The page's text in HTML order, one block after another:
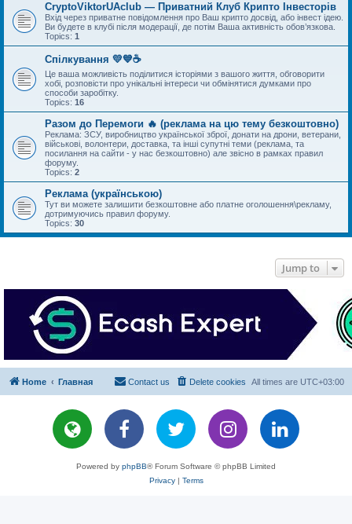
CryptoViktorUAclub — Приватний Клуб Крипто Інвесторів
Вхід через приватне повідомлення про Ваш крипто досвід, або інвест ідею.
Ви будете в клубі після модерації, де потім Ваша активність обов’язкова.
Topics: 1
Спілкування 💛💙☕
Це ваша можливість поділитися історіями з вашого життя, обговорити
хобі, розповісти про унікальні інтереси чи обмінятися думками про
способи заробітку.
Topics: 16
Разом до Перемоги 🔥 (реклама на цю тему безкоштовно)
Реклама: ЗСУ, виробництво української зброї, донати на дрони, ветерани,
військові, волонтери, доставка, та інші супутні теми (реклама, та
посилання на сайти - у нас безкоштовно) але звісно в рамках правил
форуму.
Topics: 2
Реклама (українською)
Тут ви можете залишити безкоштовне або платне оголошення\рекламу,
дотримуючись правил форуму.
Topics: 30
Jump to
Home Главная All times are UTC+03:00
Delete cookies
Contact us
Powered by phpBB® Forum Software © phpBB Limited
Privacy| Terms